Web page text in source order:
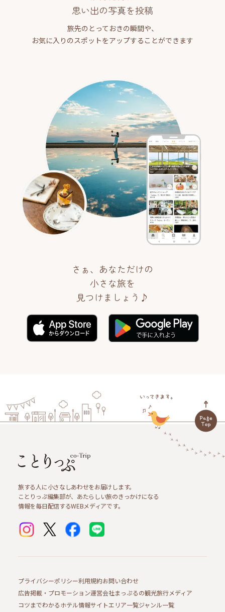
思い出の写真を投稿
旅先のとっておきの瞬間や、
お気に入りのスポットをアップすることができます
さぁ、あなただけの
小さな旅を
見つけましょう♪
旅する人に小さなしあわせをお届けします。
ことりっぷ編集部が、あたらしい旅のきっかけになる
情報を毎日配信するWEBメディアです。
プライバシーポリシー利用規約お問い合わせ
広告掲載・プロモーション運営会社まっぷるの観光旅行メディア
コツまでわかるホテル情報サイトエリア一覧ジャンル一覧